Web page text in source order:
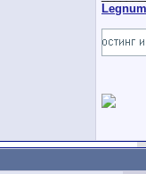
Legnum